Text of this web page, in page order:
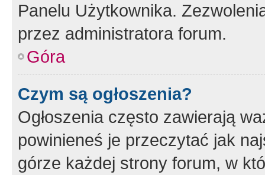
Panelu Użytkownika.
przez administratora forum.
Góra
Czym są ogłoszenia?
Ogłoszenia często zawierają
powinieneś je przeczytać jak
górze każdej strony forum, w